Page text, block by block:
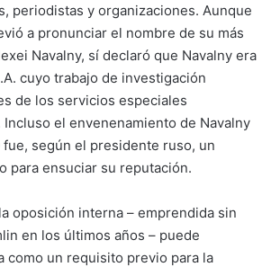
periodistas y organizaciones. Aunque
a pronunciar el nombre de su más
Navalny, sí declaró que Navalny era
cuyo trabajo de investigación
de los servicios especiales
el envenenamiento de Navalny
según el presidente ruso, un
para ensuciar su reputación.
oposición interna – emprendida sin
en los últimos años – puede
como un requisito previo para la